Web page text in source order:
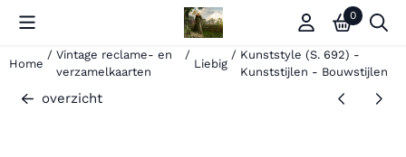
Cookievoorkeuren zijn momenteel gesloten. 0
Home
/ Vintage reclame- en
verzamelkaarten
/
Liebig
/ Kunststyle (S. 692) -
Kunststijlen - Bouwstijlen
overzicht